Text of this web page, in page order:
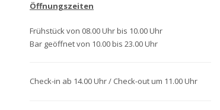
Öffnungszeiten
Frühstück von 08.00 Uhr bis 10.00 Uhr
Bar geöffnet von 10.00 bis 23.00 Uhr
Check-in ab 14.00 Uhr / Check-out um 11.00 Uhr